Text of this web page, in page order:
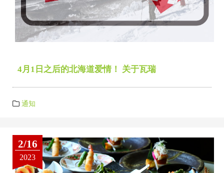
4月1日之后的北海道爱情！ 关于瓦瑞
通知
2/16
2023